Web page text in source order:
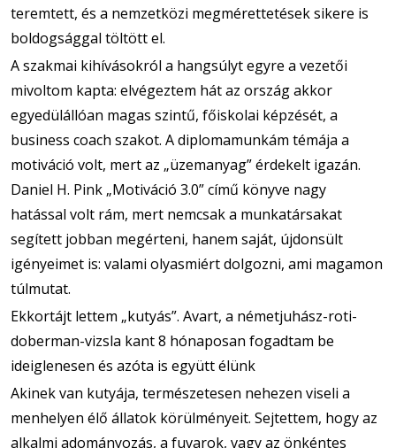
teremtett, és a nemzetközi megmérettetések sikere is
boldogsággal töltött el.
A szakmai kihívásokról a hangsúlyt egyre a vezetői
mivoltom kapta: elvégeztem hát az ország akkor
egyedülállóan magas szintű, főiskolai képzését, a
business coach szakot. A diplomamunkám témája a
motiváció volt, mert az „üzemanyag” érdekelt igazán.
Daniel H. Pink „Motiváció 3.0” című könyve nagy
hatással volt rám, mert nemcsak a munkatársakat
segített jobban megérteni, hanem saját, újdonsült
igényeimet is: valami olyasmiért dolgozni, ami magamon
túlmutat.
Ekkortájt lettem „kutyás”. Avart, a németjuhász-roti-
doberman-vizsla kant 8 hónaposan fogadtam be
ideiglenesen és azóta is együtt élünk
Akinek van kutyája, természetesen nehezen viseli a
menhelyen élő állatok körülményeit. Sejtettem, hogy az
alkalmi adományozás, a fuvarok, vagy az önkéntes